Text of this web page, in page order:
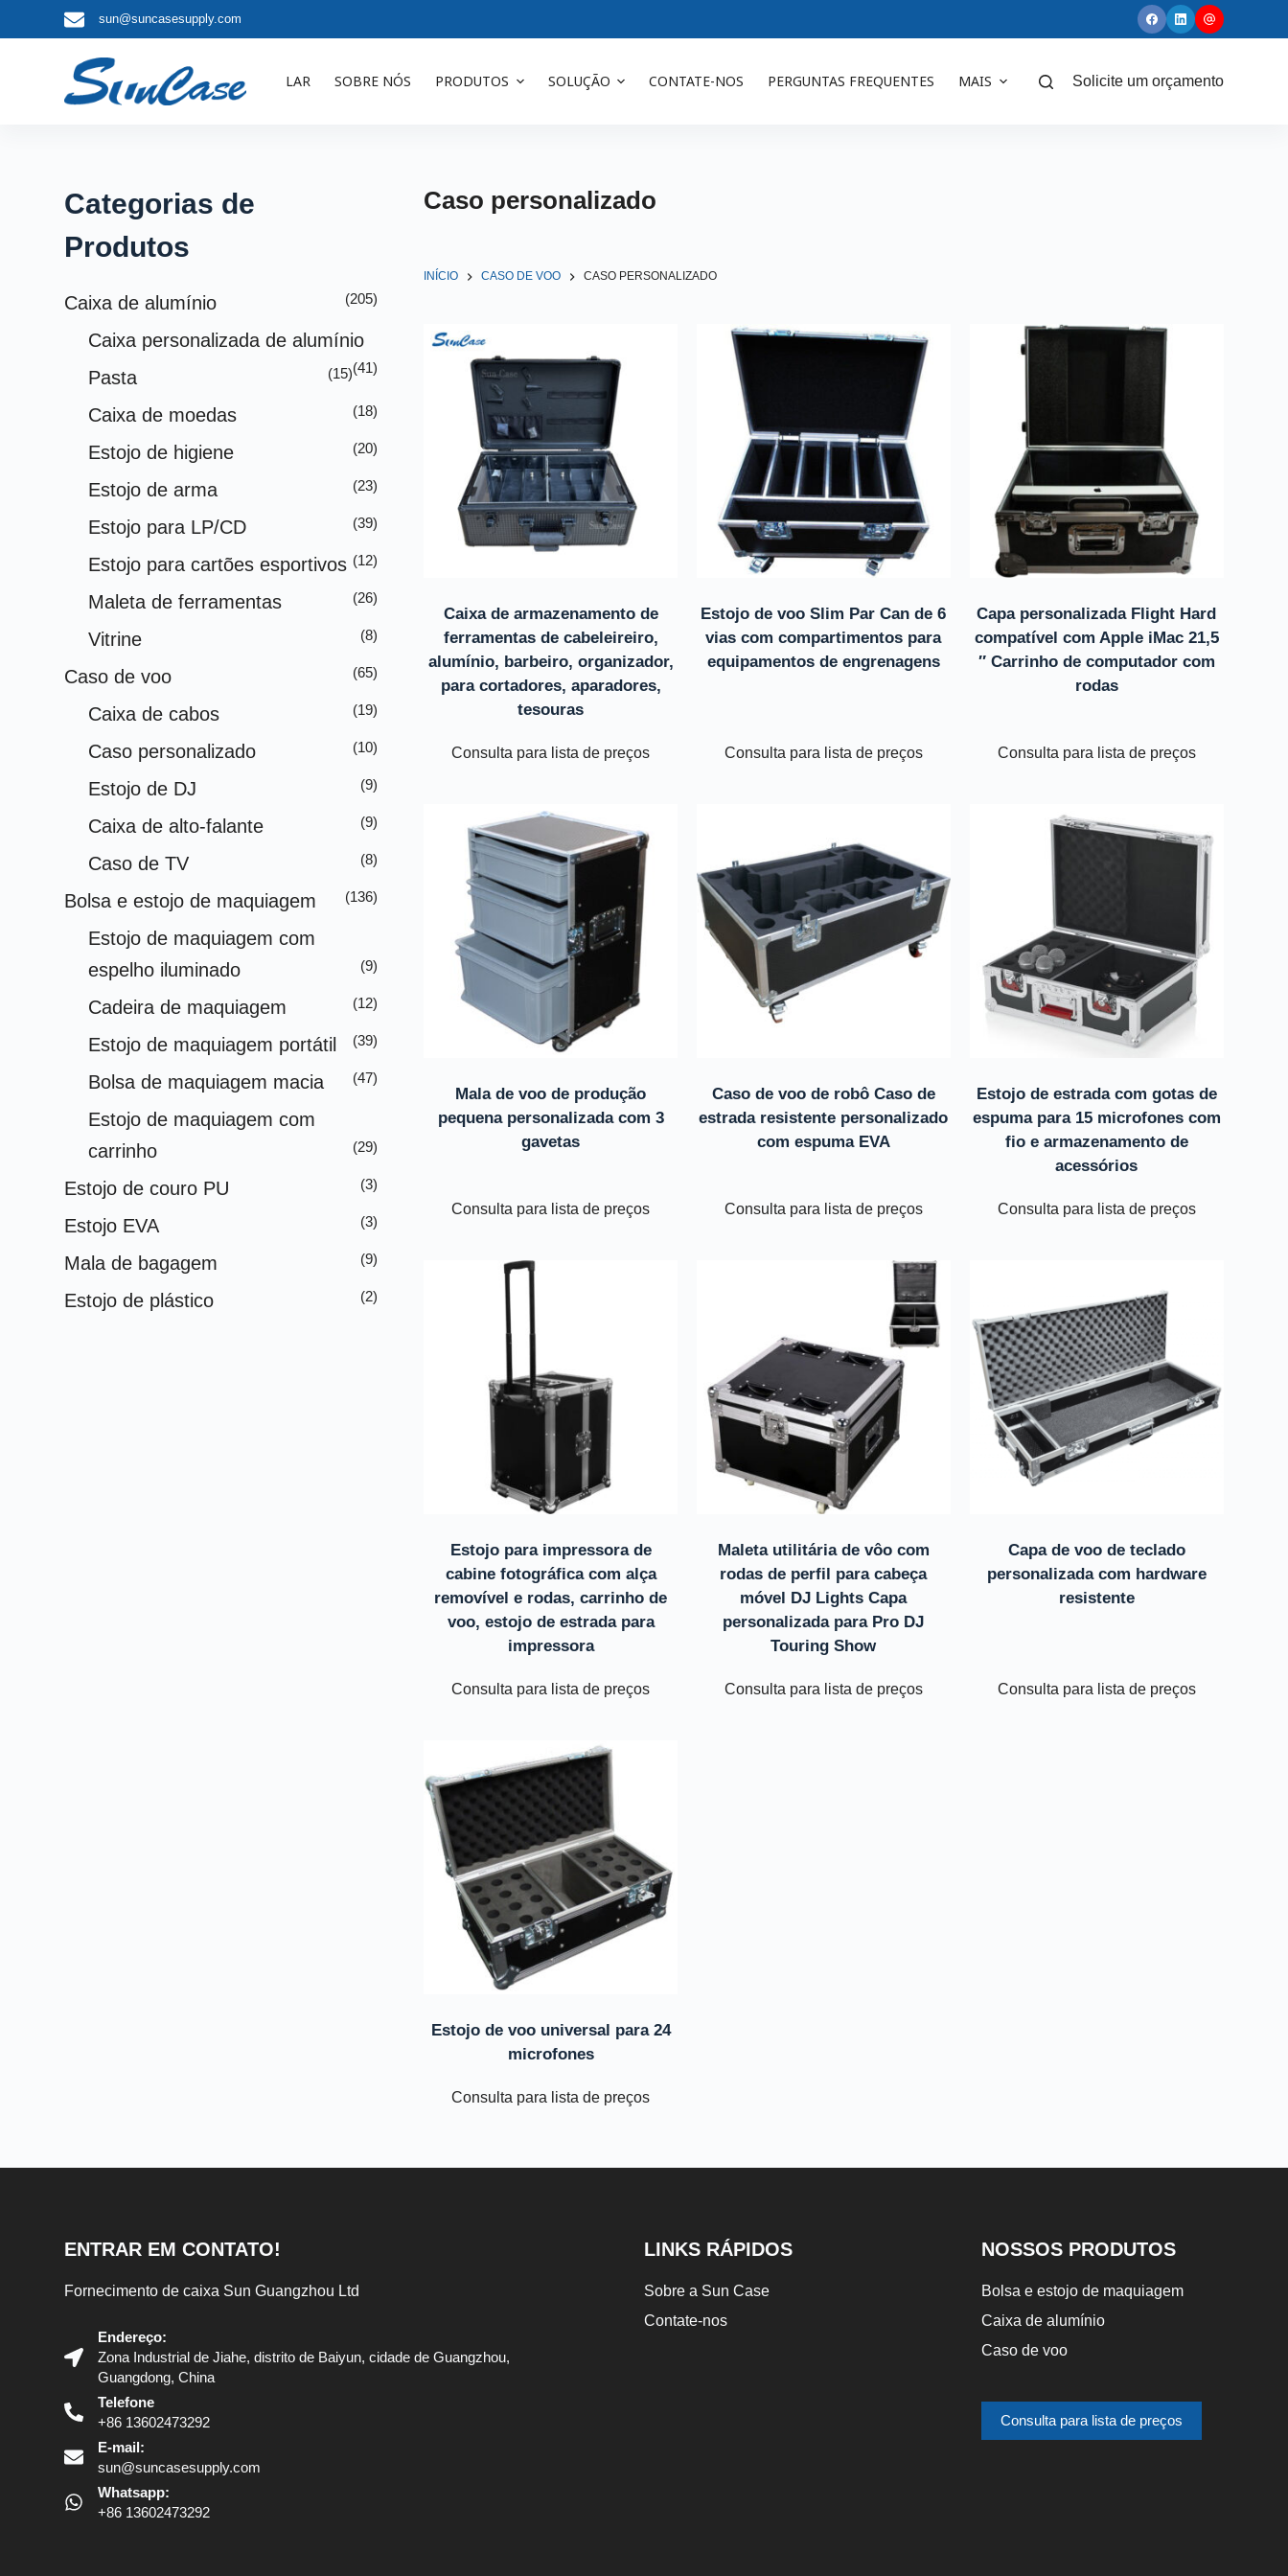
sun@suncasesupply.com
LAR SOBRE NÓS PRODUTOS SOLUÇÃO CONTATE-NOS PERGUNTAS FREQUENTES MAIS Solicite um orçamento
Caso personalizado
INÍCIO CASO DE VOO CASO PERSONALIZADO
Caixa de armazenamento de
ferramentas de cabeleireiro,
alumínio, barbeiro, organizador,
para cortadores, aparadores,
tesouras
Consulta para lista de preços
Estojo de voo Slim Par Can de 6
vias com compartimentos para
equipamentos de engrenagens
Consulta para lista de preços
Capa personalizada Flight Hard
compatível com Apple iMac 21,5
″ Carrinho de computador com
rodas
Consulta para lista de preços
Mala de voo de produção
pequena personalizada com 3
gavetas
Consulta para lista de preços
Caso de voo de robô Caso de
estrada resistente personalizado
com espuma EVA
Consulta para lista de preços
Estojo de estrada com gotas de
espuma para 15 microfones com
fio e armazenamento de
acessórios
Consulta para lista de preços
Estojo para impressora de
cabine fotográfica com alça
removível e rodas, carrinho de
voo, estojo de estrada para
impressora
Consulta para lista de preços
Maleta utilitária de vôo com
rodas de perfil para cabeça
móvel DJ Lights Capa
personalizada para Pro DJ
Touring Show
Consulta para lista de preços
Capa de voo de teclado
personalizada com hardware
resistente
Consulta para lista de preços
Estojo de voo universal para 24
microfones
Consulta para lista de preços
Categorias de
Produtos
Caixa de alumínio (205)
Caixa personalizada de alumínio
(41)
Pasta (15)
Caixa de moedas (18)
Estojo de higiene (20)
Estojo de arma (23)
Estojo para LP/CD (39)
Estojo para cartões esportivos (12)
Maleta de ferramentas (26)
Vitrine (8)
Caso de voo (65)
Caixa de cabos (19)
Caso personalizado (10)
Estojo de DJ (9)
Caixa de alto-falante (9)
Caso de TV (8)
Bolsa e estojo de maquiagem (136)
Estojo de maquiagem com
espelho iluminado
(9)
Cadeira de maquiagem (12)
Estojo de maquiagem portátil (39)
Bolsa de maquiagem macia (47)
Estojo de maquiagem com
carrinho
(29)
Estojo de couro PU (3)
Estojo EVA (3)
Mala de bagagem (9)
Estojo de plástico (2)
ENTRAR EM CONTATO!
Fornecimento de caixa Sun Guangzhou Ltd
Endereço:
Zona Industrial de Jiahe, distrito de Baiyun, cidade de Guangzhou,
Guangdong, China
Telefone
+86 13602473292
E-mail:
sun@suncasesupply.com
Whatsapp:
+86 13602473292
LINKS RÁPIDOS
Sobre a Sun Case
Contate-nos
NOSSOS PRODUTOS
Bolsa e estojo de maquiagem
Caixa de alumínio
Caso de voo
Consulta para lista de preços